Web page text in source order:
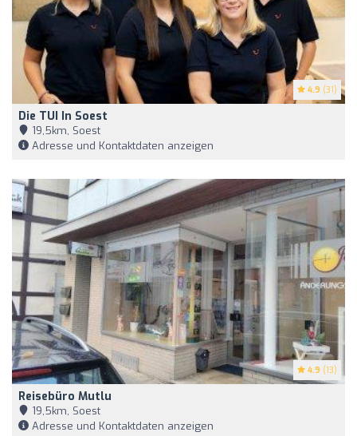
4.9 (31)
Die TUI In Soest
19,5km, Soest
Adresse und Kontaktdaten anzeigen
4.9 (13)
Reisebüro Mutlu
19,5km, Soest
Adresse und Kontaktdaten anzeigen